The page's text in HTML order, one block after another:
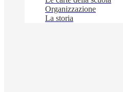
Organizzazione
La storia